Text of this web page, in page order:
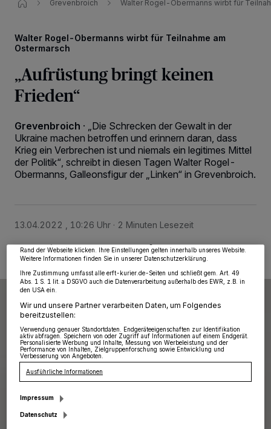
Grevenbroich Walter Rogel-Obermanns wirbt für
Walter Rogel-Obermanns wirbt für Teilnahme am
Ostermarsch
„Aufrüstung bringt keinen
Frieden“
Grevenbroich · „Die Schrecken der Gewalt in der
Ukraine machen betroffen und erinnern daran, dass
Krieg ein Verbrechen ist und niemals ein legitimes Mittel
der Politik“, schreibt in diesen Tagen Walter Rogel-
Obermanns, Galleonsfigur der „Linken“ in Grevenbroich.
13.04.2022 , 10:26 Uhr 2 Minuten Lesezeit
möglicherweise nicht mehr so relevant für Sie. Sie können dieses Menü jederzeit
Rand der Webseite klicken. Ihre Einstellungen gelten innerhalb unseres Website.
Weitere Informationen finden Sie in unserer Datenschutzerklärung.
Ihre Zustimmung umfasst alle erft-kurier.de-Seiten und schließt gem. Art. 49
Abs. 1 S. 1 lit. a DSGVO auch die Datenverarbeitung außerhalb des EWR, z.B. in
den USA ein.
Wir und unsere Partner verarbeiten Daten, um Folgendes
bereitzustellen:
Verwendung genauer Standortdaten. Endgeräteeigenschaften zur Identifikation
aktiv abfragen. Speichern von oder Zugriff auf Informationen auf einem Endgerät.
Personalisierte Werbung und Inhalte, Messung von Werbeleistung und der
Performance von Inhalten, Zielgruppenforschung sowie Entwicklung und
Verbesserung von Angeboten.
Ausführliche Informationen
Impressum
Datenschutz